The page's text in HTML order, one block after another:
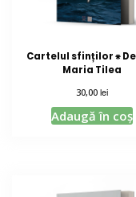
Cartelul sfinților ⁕
Maria Tilea
30,00lei
Adaugă în coș